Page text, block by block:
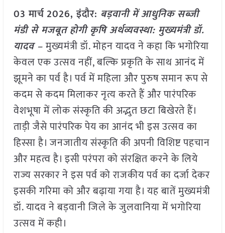
03 मार्च2026,इंदौर: बड़वानी में आधुनिक सब्जी
मंडी से मजबूत होगी कृषि अर्थव्यवस्था: मुख्यमंत्री डॉ.
यादव –मुख्यमंत्री डॉ. मोहन यादव ने कहा कि भगोरिया
केवल एक उत्सव नहीं, बल्कि प्रकृति के साथ आनंद में
झूमने का पर्व है। पर्व में महिला और पुरुष समान रूप से
कदम से कदम मिलाकर नृत्य करते हैं और पारंपरिक
वेशभूषा में लोक संस्कृति की अद्भुत छटा बिखेरते हैं।
ताड़ी जैसे पारंपरिक पेय का आनंद भी इस उत्सव का
हिस्सा है। जनजातीय संस्कृति की अपनी विशिष्ट पहचान
और महत्व है। इसी परंपरा को संरक्षित करने के लिये
राज्य सरकार ने इस पर्व को राजकीय पर्व का दर्जा देकर
इसकी गरिमा को और बढ़ाया गया है। यह बातें मुख्यमंत्री
डॉ. यादव ने बड़वानी जिले के जुलवानिया में भगोरिया
उत्सव में कही।